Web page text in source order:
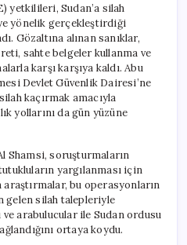
19
Kişi
Gözaltına
Alındı
için
yetkilileri, Sudan’a silah
yönelik gerçekleştirdiği
Gözaltına alınan sanıklar,
sahte belgeler kullanma ve
karşı karşıya kaldı. Abu
Devlet Güvenlik Dairesi’ne
kaçırmak amacıyla
yollarını da gün yüzüne
Shamsi, soruşturmaların
yargılanması için
bu operasyonların
gelen silah talepleriyle
ve arabulucular ile Sudan ordusu
ortaya koydu.